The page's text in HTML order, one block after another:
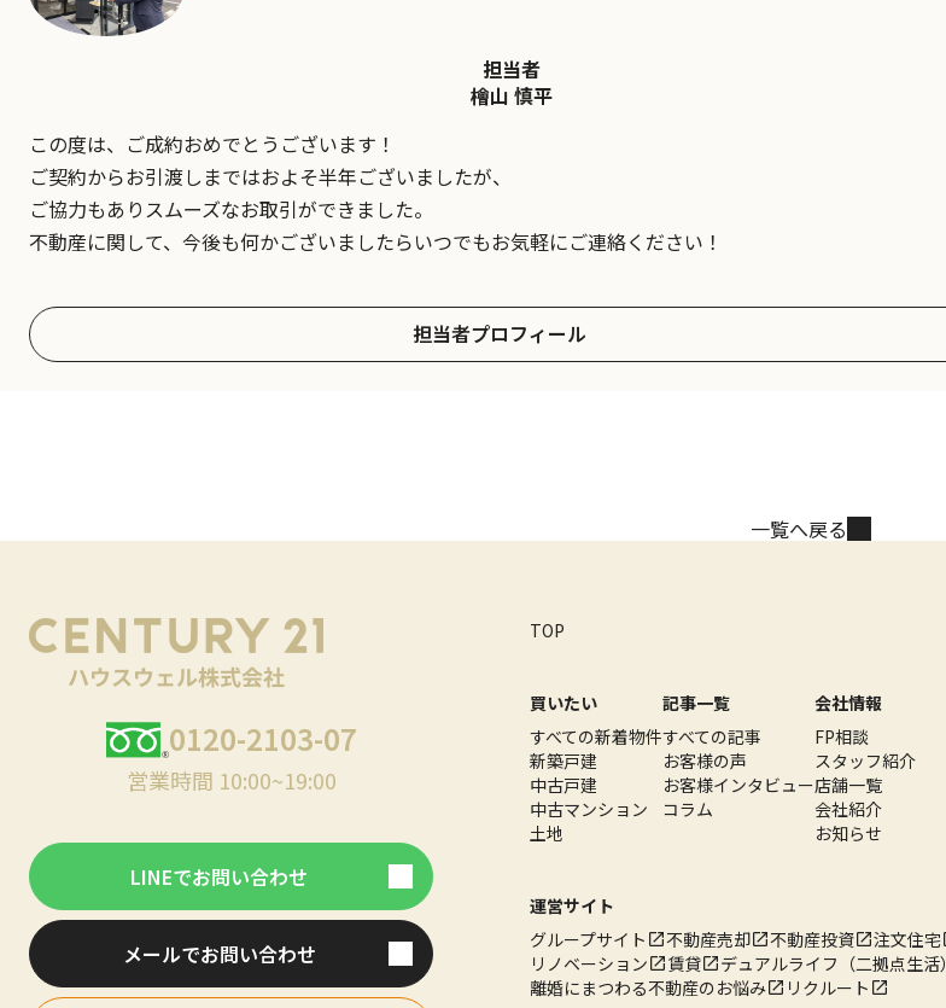
担当者
檜山 慎平
この度は、ご成約おめでとうございます！
ご契約からお引渡しまではおよそ半年ございましたが、
ご協力もありスムーズなお取引ができました。
不動産に関して、今後も何かございましたらいつでもお気軽にご連絡ください！
担当者プロフィール
一覧へ戻る
0120-2103-07
営業時間 10:00~19:00
LINEでお問い合わせ
メールでお問い合わせ
TOP
買いたい
すべての新着物件
新築戸建
中古戸建
中古マンション
土地
記事一覧
すべての記事
お客様の声
お客様インタビュー
コラム
会社情報
FP相談
スタッフ紹介
店舗一覧
会社紹介
お知らせ
運営サイト
グループサイト
不動産売却 不動産投資
注文住宅
リノベーション
賃貸
デュアルライフ（二拠点生活）
離婚にまつわる不動産のお悩み
リクルート